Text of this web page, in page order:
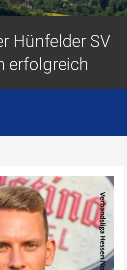
Hünfelder SV
erfolgreich